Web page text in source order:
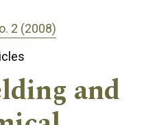
2 (2008)
and